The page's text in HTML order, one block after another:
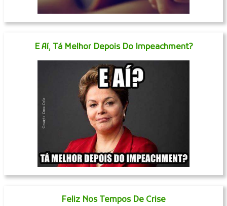
E Aí, Tá Melhor Depois Do Impeachment?
Feliz Nos Tempos De Crise